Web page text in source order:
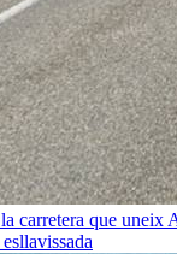
carretera que uneix